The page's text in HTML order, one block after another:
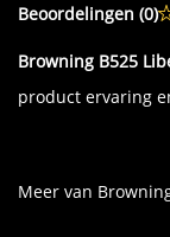
Beoordelingen (0)
Browning B525
product ervaring
Meer van